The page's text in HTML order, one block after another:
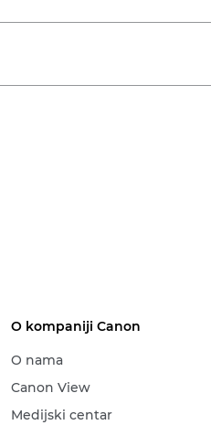
O kompaniji Canon
O nama
Canon View
Medijski centar